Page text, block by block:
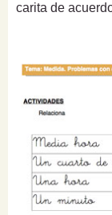
carita de